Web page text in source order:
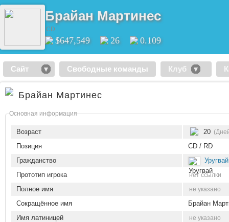
Брайан Мартинес
CD
$647,549 26 0.109
Сайт Свободные команды Клуб
Брайан Мартинес
Основная информация
Возраст 20
Позиция
CD / RD
Гражданство
Уругвай
Прототип игрока
нет ссылки
Полное имя не указано
Сокращённое имя
Брайан
Имя латиницей
не указано